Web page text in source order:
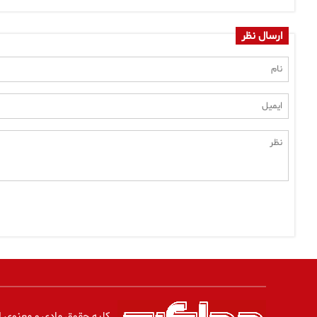
ارسال نظر